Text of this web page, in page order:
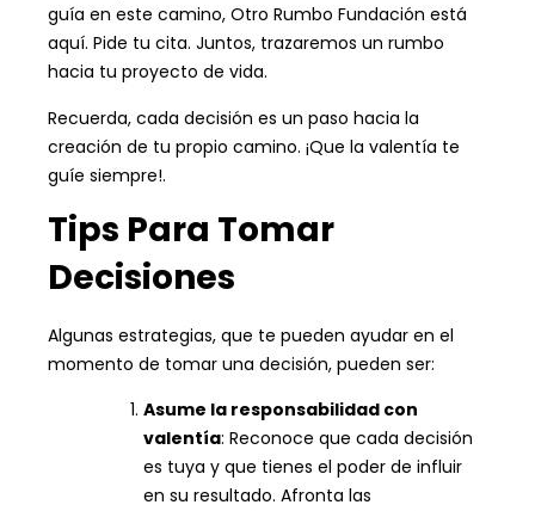
guía en este camino, Otro Rumbo Fundación está
aquí. Pide tu cita. Juntos, trazaremos un rumbo
hacia tu proyecto de vida.
Recuerda, cada decisión es un paso hacia la
creación de tu propio camino. ¡Que la valentía te
guíe siempre!.
Tips Para Tomar
Decisiones
Algunas estrategias, que te pueden ayudar en el
momento de tomar una decisión, pueden ser:
Asume la responsabilidad con
valentía: Reconoce que cada decisión
es tuya y que tienes el poder de influir
en su resultado. Afronta las